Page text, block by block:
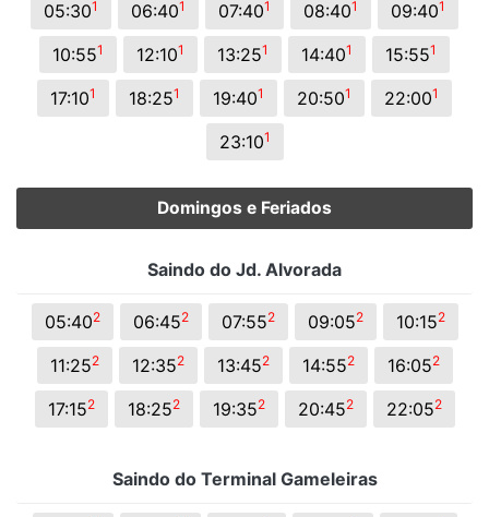
05:301 06:401 07:401 08:401 09:401
10:551 12:101 13:251 14:401 15:551
17:101 18:251 19:401 20:501 22:001
23:101
Domingos e Feriados
Saindo do Jd. Alvorada
05:402 06:452 07:552 09:052 10:152
11:252 12:352 13:452 14:552 16:052
17:152 18:252 19:352 20:452 22:052
Saindo do Terminal Gameleiras